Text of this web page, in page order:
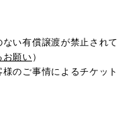
い有償譲渡が禁止されて
お願い ）
のご事情によるチケット